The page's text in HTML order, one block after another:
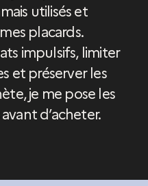
utilisés et
placards.
impulsifs, limiter
et préserver les
je me pose les
d’acheter.